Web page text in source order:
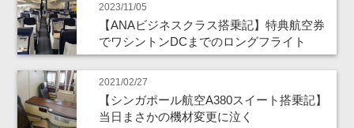
2023/11/05
【ANAビジネスクラス搭乗記】特典航空券
でワシントンDCまでのロングフライト
2021/02/27
【シンガポール航空A380スイート搭乗記】
当日まさかの機材変更に泣く